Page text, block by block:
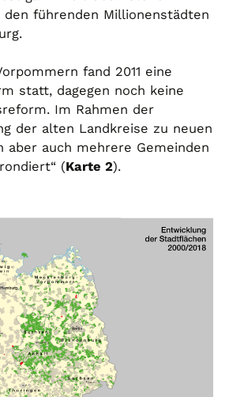
führenden Millionenstädten
fand 2011 eine
statt, dagegen noch keine
Im Rahmen der
der alten Landkreise zu neuen
aber auch mehrere Gemeinden
(Karte 2).